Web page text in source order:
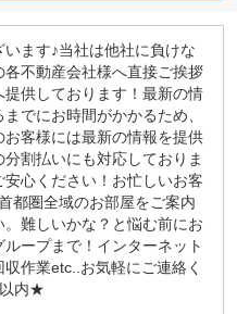
ます♪当社は他社に負けな
不動産会社様へ直接ご挨拶
供しております！最新の情
でにお時間がかかるため、
客様には最新の情報を提供
割払いにも対応しておりま
心ください！お忙しいお客
都圏全域のお部屋をご案内
難しいかな？と悩む前にお
ープまで！インターネット
作業etc..お気軽にご連絡く
内★